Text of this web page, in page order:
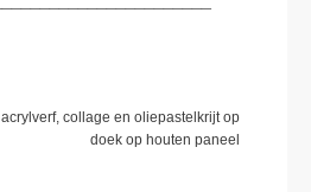
acrylverf, collage en oliepastelkrijt op
doek op houten paneel